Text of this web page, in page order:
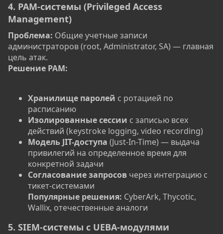
4. PAM-системы (Privileged Access
Management)
Проблема: Общие учетные записи
администраторов (root, Administrator, SA) — главная
цель атак.
Решение PAM:
Хранилище паролей с ротацией по
расписанию
Изолированные сессии с записью всех
действий (keystroke logging, video recording)
Модель JIT-доступа (Just-In-Time) — выдача
привилегий на определенное время для
конкретной задачи
Согласование запросов через интеграцию с
тикет-системами
Популярные решения: CyberArk, Thycotic,
Wallix, отечественные аналоги
5. SIEM-системы с UEBA-модулями